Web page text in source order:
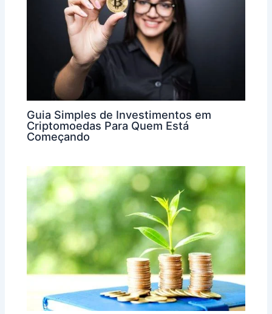
Guia Simples de Investimentos em
Criptomoedas Para Quem Está
Começando